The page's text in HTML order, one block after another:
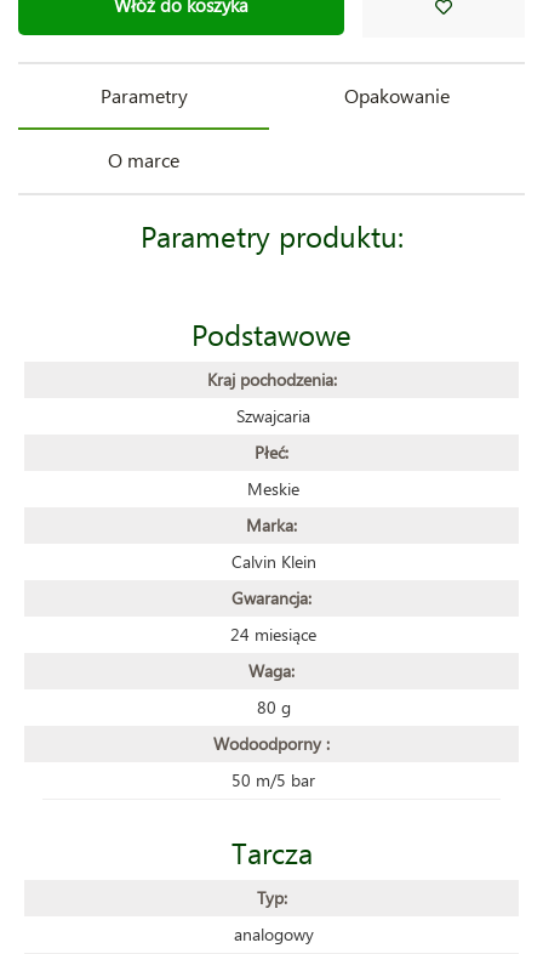
Włóż do koszyka
Parametry Opakowanie
O marce
Parametry produktu:
Podstawowe
Kraj pochodzenia:
Szwajcaria
Płeć:
Meskie
Marka:
Calvin Klein
Gwarancja:
24 miesiące
Waga:
80 g
Wodoodporny :
50 m/5 bar
Tarcza
Typ:
analogowy